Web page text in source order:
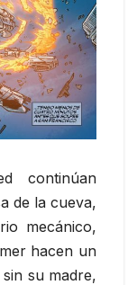
continúan
de la cueva,
mecánico,
hacen un
su madre,